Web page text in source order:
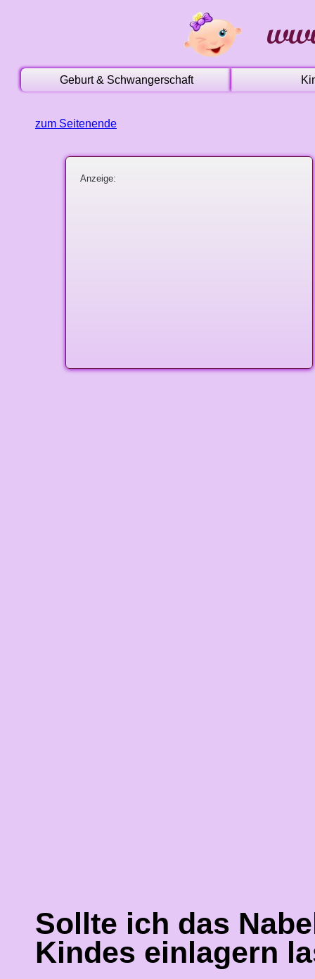
Geburt & Schwangerschaft
zum Seitenende
Anzeige:
Sollte ich das
Kindes einlagern